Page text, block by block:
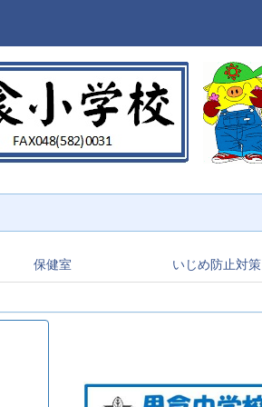
保健室 いじめ防止対策